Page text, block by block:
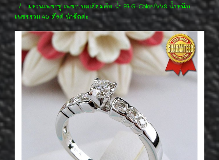
แหวนเพชรชู เพชรเบลเยี่ยมคัท น้ำ 97 G-Color/VVS น้ำหนัก
เพชรรวม 45 ตังค์ น่ารักค่ะ